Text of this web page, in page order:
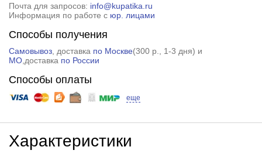
Почта для запросов: info@kupatika.ru
Информация по работе с юр. лицами
Способы получения
Самовывоз, доставка по Москве(300 р.
, 1-3 дня) и
МО,доставка по России
Способы оплаты
еще
Характеристики